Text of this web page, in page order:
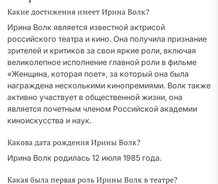
Какие достижения имеет Ирина Волк?
Ирина Волк является известной актрисой
российского театра и кино. Она получила признание
зрителей и критиков за свои яркие роли, включая
великолепное исполнение главной роли в фильме
«Женщина, которая поет», за который она была
награждена несколькими кинопремиями. Волк также
активно участвует в общественной жизни, она
является почетным членом Российской академии
киноискусства и наук.
Какова дата рождения Ирины Волк?
Ирина Волк родилась 12 июля 1985 года.
Какая была первая роль Ирины Волк в театре?